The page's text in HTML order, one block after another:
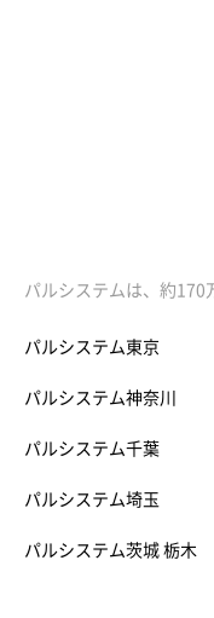
パルシステムは、約170
パルシステム東京
パルシステム神奈川
パルシステム千葉
パルシステム埼玉
パルシステム茨城 栃木